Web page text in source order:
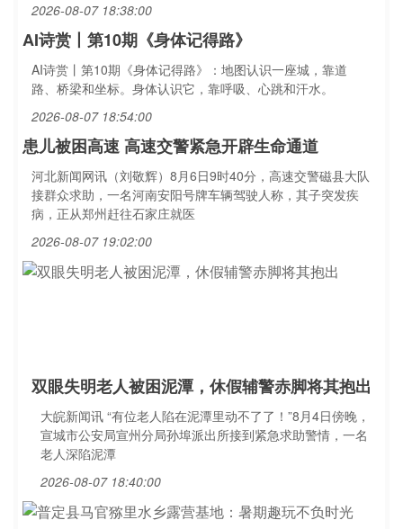
2026-08-07 18:38:00
AI诗赏丨第10期《身体记得路》
AI诗赏丨第10期《身体记得路》：地图认识一座城，靠道
路、桥梁和坐标。身体认识它，靠呼吸、心跳和汗水。
2026-08-07 18:54:00
患儿被困高速 高速交警紧急开辟生命通道
河北新闻网讯（刘敬辉）8月6日9时40分，高速交警磁县大队
接群众求助，一名河南安阳号牌车辆驾驶人称，其子突发疾
病，正从郑州赶往石家庄就医
2026-08-07 19:02:00
双眼失明老人被困泥潭，休假辅警赤脚将其抱出
大皖新闻讯 “有位老人陷在泥潭里动不了了！”8月4日傍晚，
宣城市公安局宣州分局孙埠派出所接到紧急求助警情，一名
老人深陷泥潭
2026-08-07 18:40:00